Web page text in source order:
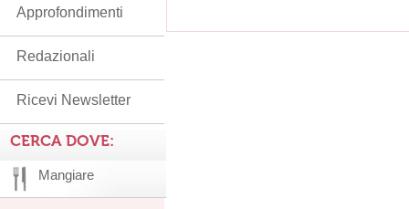
Approfondimenti
Redazionali
Ricevi Newsletter
CERCA DOVE:
Mangiare